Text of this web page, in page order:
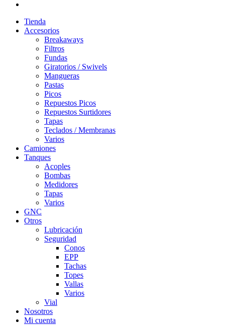
Tienda
Accesorios
Breakaways
Filtros
Fundas
Giratorios / Swivels
Mangueras
Pastas
Picos
Repuestos Picos
Repuestos Surtidores
Tapas
Teclados / Membranas
Varios
Camiones
Tanques
Acoples
Bombas
Medidores
Tapas
Varios
GNC
Otros
Lubricación
Seguridad
Conos
EPP
Tachas
Topes
Vallas
Varios
Vial
Nosotros
Mi cuenta